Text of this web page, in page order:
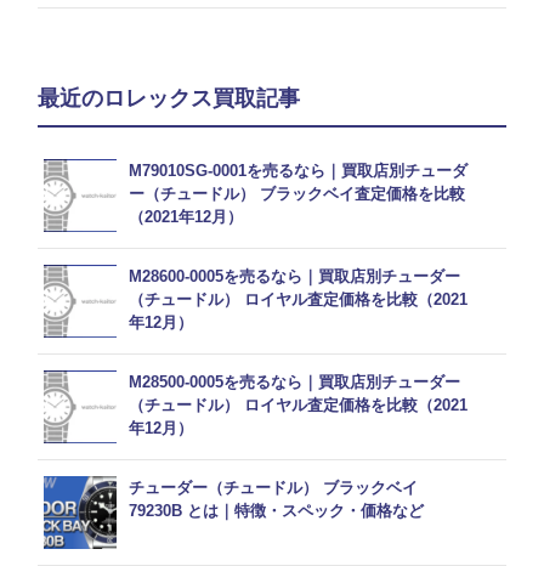
最近のロレックス買取記事
M79010SG-0001を売るなら｜買取店別チューダ
ー（チュードル） ブラックベイ査定価格を比較
（2021年12月）
M28600-0005を売るなら｜買取店別チューダー
（チュードル） ロイヤル査定価格を比較（2021
年12月）
M28500-0005を売るなら｜買取店別チューダー
（チュードル） ロイヤル査定価格を比較（2021
年12月）
チューダー（チュードル） ブラックベイ
79230B とは｜特徴・スペック・価格など